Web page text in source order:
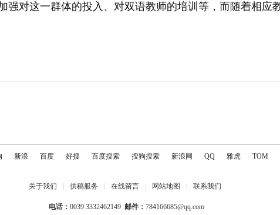
强对这一群体的投入、对双语教师的培训等，而随着相应
新浪 百度 好搜 百度搜索 搜狗搜索 新浪网 QQ 雅虎 TOM
关于我们 供稿服务 在线留言 网站地图 联系我们
电话： 0039 3332462149 邮件： 784166685@qq.com